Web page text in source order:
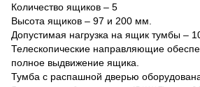
Количество ящиков – 5
Высота ящиков – 97 и 200 мм.
Допустимая нагрузка на ящик тумбы –
Телескопические направляющие
полное выдвижение ящика.
Тумба с распашной дверью